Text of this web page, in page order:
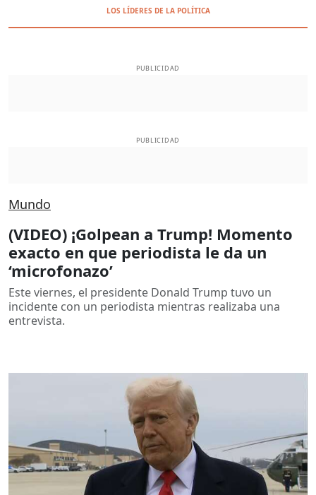
LOS LÍDERES DE LA POLÍTICA
PUBLICIDAD
PUBLICIDAD
Mundo
(VIDEO) ¡Golpean a Trump! Momento
exacto en que periodista le da un
‘microfonazo’
Este viernes, el presidente Donald Trump tuvo un
incidente con un periodista mientras realizaba una
entrevista.